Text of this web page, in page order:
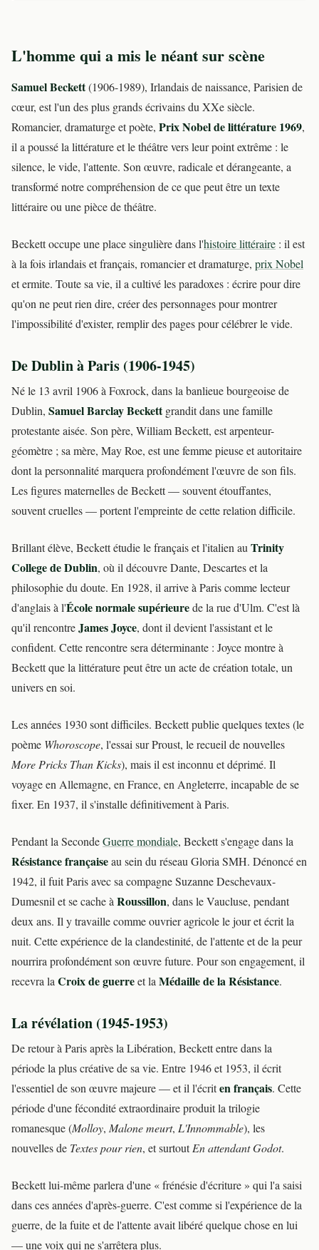
L'homme qui a mis le néant sur scène
Samuel Beckett(1906-1989), Irlandais de naissance, Parisien de
cœur, est l'un des plus grands écrivains du XXe siècle.
Romancier, dramaturge et poète, Prix Nobel de littérature 1969,
il a poussé la littérature et le théâtre vers leur point extrême : le
silence, le vide, l'attente. Son œuvre, radicale et dérangeante, a
transformé notre compréhension de ce que peut être un texte
littéraire ou une pièce de théâtre.
Beckett occupe une place singulière dans l'histoire littéraire : il est
à la fois irlandais et français, romancier et dramaturge, prix Nobel
et ermite. Toute sa vie, il a cultivé les paradoxes : écrire pour dire
qu'on ne peut rien dire, créer des personnages pour montrer
l'impossibilité d'exister, remplir des pages pour célébrer le vide.
De Dublin à Paris (1906-1945)
Né le 13 avril 1906 à Foxrock, dans la banlieue bourgeoise de
Dublin, Samuel Barclay Beckettgrandit dans une famille
protestante aisée. Son père, William Beckett, est arpenteur-
géomètre ; sa mère, May Roe, est une femme pieuse et autoritaire
dont la personnalité marquera profondément l'œuvre de son fils.
Les figures maternelles de Beckett — souvent étouffantes,
souvent cruelles — portent l'empreinte de cette relation difficile.
Brillant élève, Beckett étudie le français et l'italien auTrinity
College de Dublin, où il découvre Dante, Descartes et la
philosophie du doute. En 1928, il arrive à Paris comme lecteur
d'anglais à l'École normale supérieurede la rue d'Ulm. C'est là
qu'il rencontreJames Joyce, dont il devient l'assistant et le
confident. Cette rencontre sera déterminante : Joyce montre à
Beckett que la littérature peut être un acte de création totale, un
univers en soi.
Les années 1930 sont difficiles. Beckett publie quelques textes (le
poème Whoroscope, l'essai sur Proust, le recueil de nouvelles
More Pricks Than Kicks), mais il est inconnu et déprimé. Il
voyage en Allemagne, en France, en Angleterre, incapable de se
fixer. En 1937, il s'installe définitivement à Paris.
Pendant la SecondeGuerre mondiale, Beckett s'engage dans la
Résistance françaiseau sein du réseau Gloria SMH. Dénoncé en
1942, il fuit Paris avec sa compagne Suzanne Deschevaux-
Dumesnil et se cache àRoussillon, dans le Vaucluse, pendant
deux ans. Il y travaille comme ouvrier agricole le jour et écrit la
nuit. Cette expérience de la clandestinité, de l'attente et de la peur
nourrira profondément son œuvre future. Pour son engagement, il
recevra laCroix de guerreet laMédaille de la Résistance.
La révélation (1945-1953)
De retour à Paris après la Libération, Beckett entre dans la
période la plus créative de sa vie. Entre 1946 et 1953, il écrit
l'essentiel de son œuvre majeure — et il l'écriten français. Cette
période d'une fécondité extraordinaire produit la trilogie
romanesque (Molloy, Malone meurt, L'Innommable), les
nouvelles de Textes pour rien, et surtoutEn attendant Godot.
Beckett lui-même parlera d'une « frénésie d'écriture » qui l'a saisi
dans ces années d'après-guerre. C'est comme si l'expérience de la
guerre, de la fuite et de l'attente avait libéré quelque chose en lui
— une voix qui ne s'arrêtera plus.